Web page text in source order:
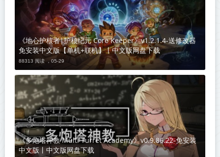
《地心护核者|护核纪元 Core Keeper》v1.2.1.4-送修改器
免安装中文版【单机+联机】丨中文版网盘下载
88313 阅读 ，05-29
《多炮塔神教 Multi Turret Academy》v0.9.86.22-免安装
中文版丨中文版网盘下载